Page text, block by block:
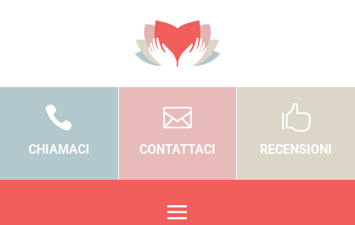

CHIAMACI

CONTATTACI

RECENSIONI